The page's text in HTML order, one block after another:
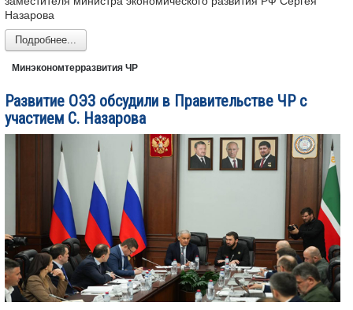
Назарова
Подробнее...
Минэкономтерразвития ЧР
Развитие ОЭЗ обсудили в Правительстве ЧР с
участием С. Назарова